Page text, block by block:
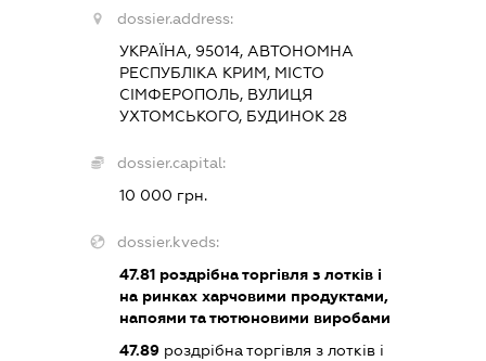
dossier.address:
УКРАЇНА, 95014, АВТОНОМНА
РЕСПУБЛІКА КРИМ, МІСТО
СІМФЕРОПОЛЬ, ВУЛИЦЯ
УХТОМСЬКОГО, БУДИНОК 28
dossier.capital:
10 000 грн.
dossier.kveds:
47.81 роздрібна торгівля з лотків і
на ринках харчовими продуктами,
напоями та тютюновими виробами
47.89 роздрібна торгівля з лотків і